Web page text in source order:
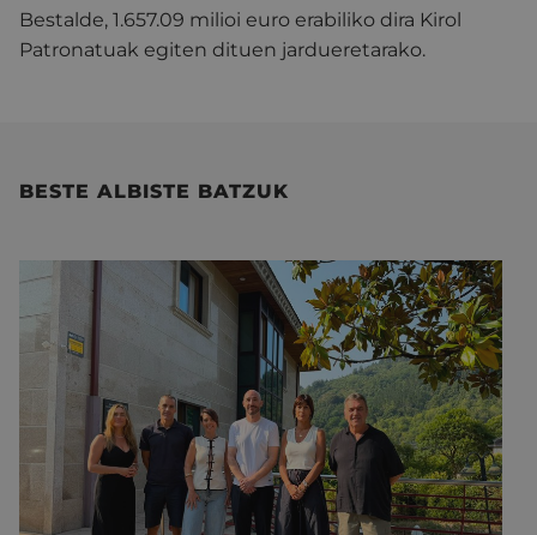
Bestalde, 1.657.09 milioi euro erabiliko dira Kirol
Patronatuak egiten dituen jardueretarako.
BESTE ALBISTE BATZUK